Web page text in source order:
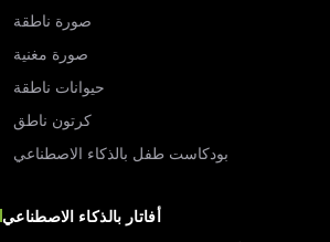
صورة ناطقة
صورة مغنية
حيوانات ناطقة
كرتون ناطق
بودكاست طفل بالذكاء الاصطناعي
أفاتار بالذكاء الاصطناعي